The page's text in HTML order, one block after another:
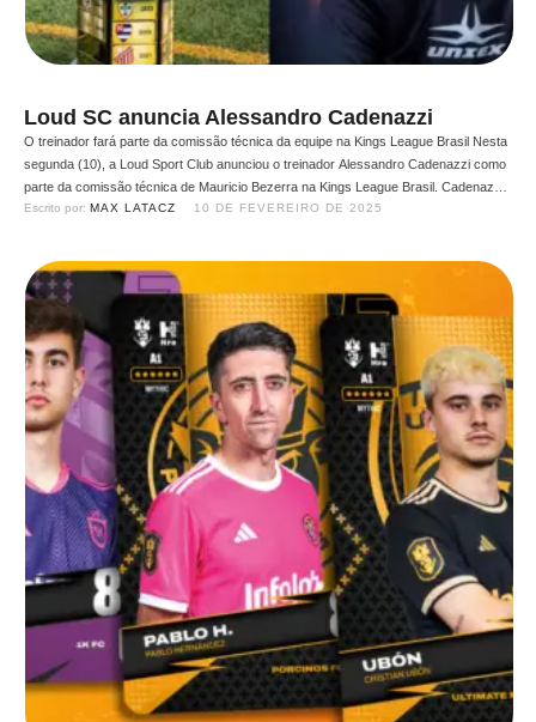
Loud SC anuncia Alessandro Cadenazzi
O treinador fará parte da comissão técnica da equipe na Kings League Brasil Nesta
segunda (10), a Loud Sport Club anunciou o treinador Alessandro Cadenazzi como
parte da comissão técnica de Mauricio Bezerra na Kings League Brasil. Cadenazzi
é um treinador vencedor no futsal e no Fut7, com passagens por grandes equipes
Escrito por: MAX LATACZ 10 DE FEVEREIRO DE 2025